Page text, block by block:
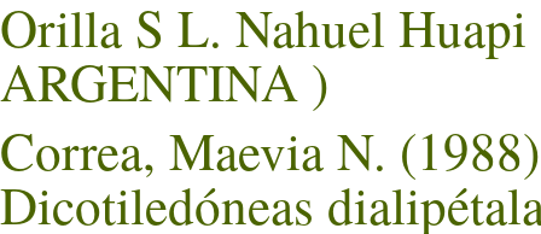
Orilla S L. Nahuel
ARGENTINA )
Correa, Maevia N.
Dicotiledóneas